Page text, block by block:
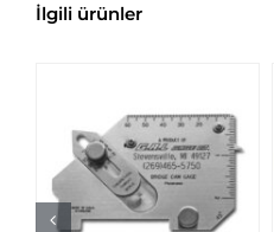
İlgili ürünler